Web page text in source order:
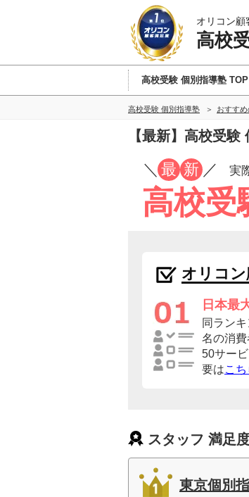
オリコン顧
高校
高校受験 個別指導塾 TOP
高校受験 個別指導塾 おすす
【最新】高校受
／ 最 新 ／ 実
高校受
オリコ
日本最
同ラン
名の消
50サー
要はこち
スタッフ 満足
東京個別